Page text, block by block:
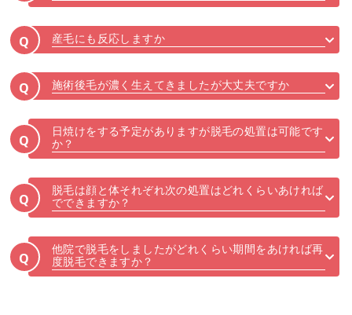
Q 産毛にも反応しますか
Q 施術後毛が濃く生えてきましたが大丈夫ですか
Q
日焼けをする予定がありますが脱毛の処置は可能です
か？
Q
脱毛は顔と体それぞれ次の処置はどれくらいあければ
でできますか？
Q
他院で脱毛をしましたがどれくらい期間をあければ再
度脱毛できますか？